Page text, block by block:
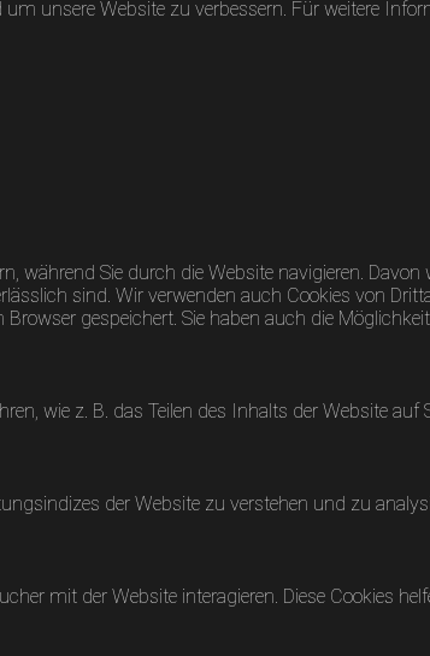
unsere Website zu verbessern. Für weitere
während Sie durch die Website navigieren.
sind. Wir verwenden auch Cookies von
gespeichert. Sie haben auch die
wie z. B. das Teilen des Inhalts der Website
der Website zu verstehen und zu
mit der Website interagieren. Diese Cookies